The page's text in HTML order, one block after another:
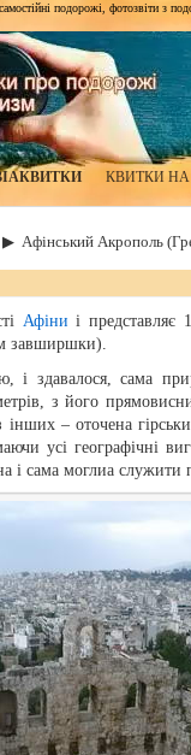
подорожі, фотозвіти з
КВИТКИ
▶ Афінський Акрополь
Афіни і представляє
завширшки).
і здавалося, сама
з його
інших – оточена
усі географічні
і сама моглиа